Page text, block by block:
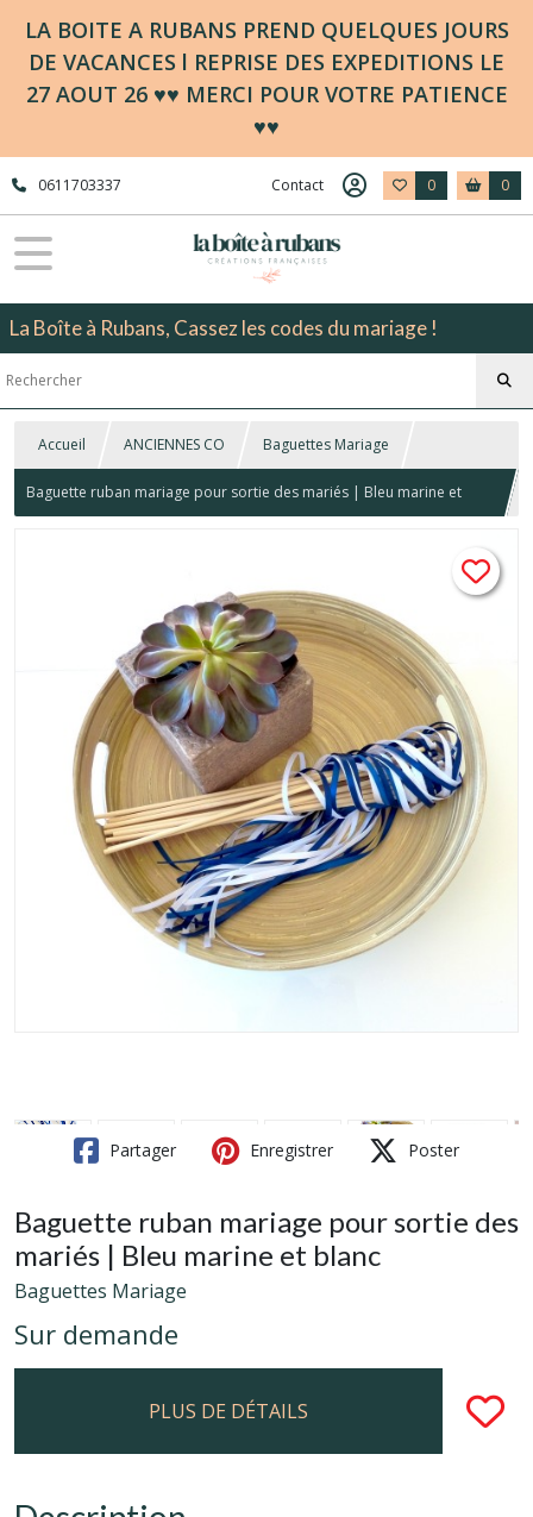
LA BOITE A RUBANS PREND QUELQUES JOURS
DE VACANCES l REPRISE DES EXPEDITIONS LE
27 AOUT 26 ♥♥ MERCI POUR VOTRE PATIENCE
♥♥
0611703337 Contact 0 0
La Boîte à Rubans, Cassez les codes du mariage !
Accueil ANCIENNES CO Baguettes Mariage
Baguette ruban mariage pour sortie des mariés | Bleu marine et
Partager Enregistrer Poster
Baguette ruban mariage pour sortie des
mariés | Bleu marine et blanc
Baguettes Mariage
Sur demande
PLUS DE DÉTAILS